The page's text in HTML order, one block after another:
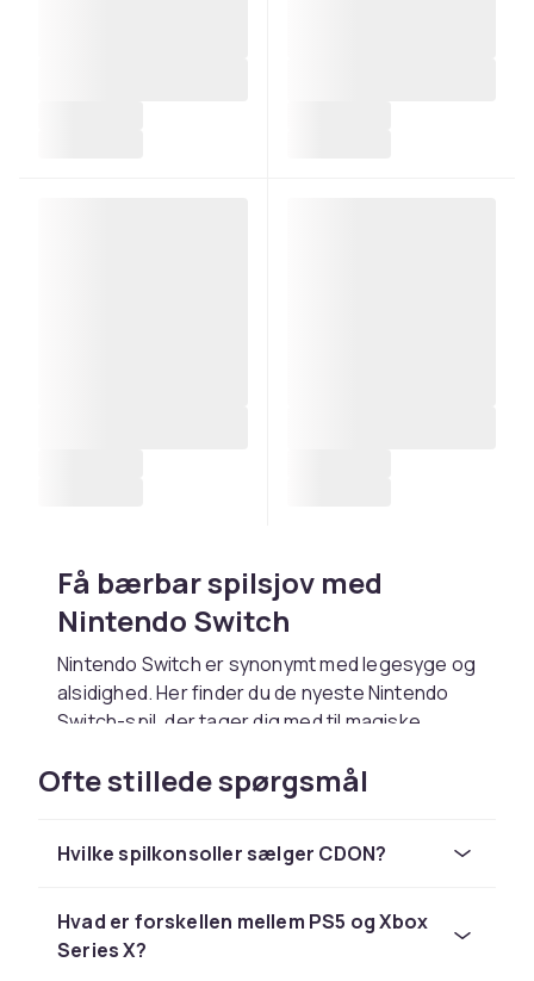
Få bærbar spilsjov med
Nintendo Switch
Nintendo Switch er synonymt med legesyge og
alsidighed. Her finder du de nyeste Nintendo
Switch-spil, der tager dig med til magiske
Mario Kart eller udforske Zeldas verden. Tænd
din Nintendo Switch, og opdag, hvordan det
på.
PS5 - det næste niveau af
spiloplevelse
Ofte stillede spørgsmål
Hvilke spilkonsoller sælger CDON?
Hvad er forskellen mellem PS5 og Xbox
Series X?